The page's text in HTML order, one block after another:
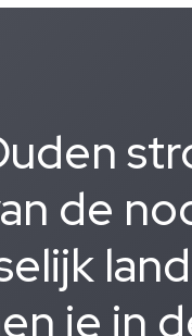
de
je in